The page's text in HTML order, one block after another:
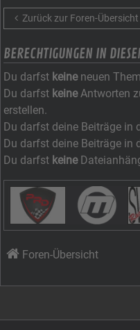
Zurück zur Foren-Übersicht
BERECHTIGUNGEN IN
Du darfst keineneuen
Du darfst keineAntworten
erstellen.
Du darfst deine Beiträge in
Du darfst deine Beiträge in
Du darfst keine
Foren-Übersicht